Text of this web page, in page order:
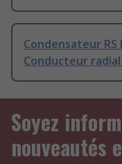
Condensateur RS
Conducteur radial
Soyez
nouveautés